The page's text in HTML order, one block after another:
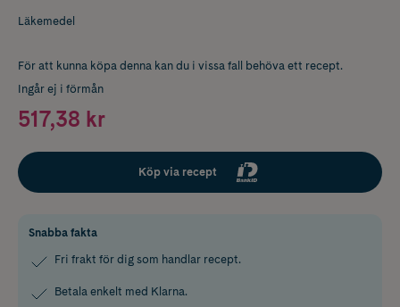
Läkemedel
För att kunna köpa denna kan du i vissa fall behöva ett recept.
Ingår ej i förmån
517,38 kr
Köp via recept
Snabba fakta
Fri frakt för dig som handlar recept.
Betala enkelt med Klarna.